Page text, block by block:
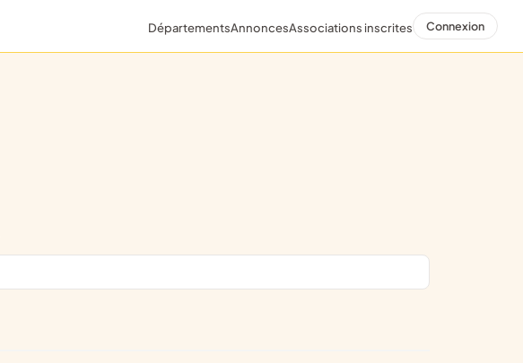
DépartementsAnnoncesAssociations inscrites Connexion